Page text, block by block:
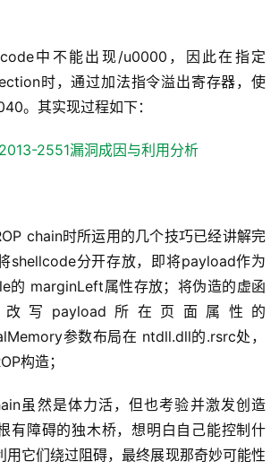
中不能出现/u0000，因此在指定
时，通过加法指令溢出寄存器，使
。其实现过程如下：
chain时所运用的几个技巧已经讲解完
shellcode分开存放，即将payload作为
的 marginLeft属性存放；将伪造的虚函
写payload所在页面属性的
参数布局在 ntdll.dll的.rsrc处，
构造；
虽然是体力活，但也考验并激发创造
有障碍的独木桥，想明白自己能控制什
用它们绕过阻碍，最终展现那奇妙可能性